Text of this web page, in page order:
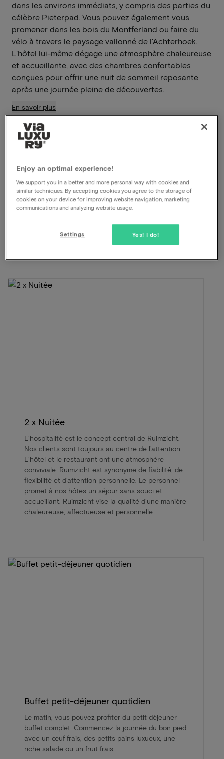
dans les environs immédiats, y compris des parties du
célèbre Pieterpad. Vous pouvez également vous
promener dans les bois du Montferland ou faire du
vélo à travers le paysage vallonné de l'Achterhoek.
L'hôtel lui-même dégage une atmosphère chaleureuse
et accueillante, avec des chambres confortables
conçues pour offrir une nuit de sommeil reposante
après une journée pleine de découvertes.
En savoir plus
Petit déjeuner inclus
Départ tardif
Kilderseweg 19 Zeddam Voir sur la carte
ViaLuxury et l'hôtel ont soigneusement mis au point
2 x Nuitée
L'hospitalité est le concept central de Ruimzicht.
Nos clients sont toujours au centre de l'attention.
L'hôtel et le restaurant ont une atmosphère
conviviale. Ruimzicht est synonyme de fiabilité, de
flexibilité et d'attention personnelle. Le personnel
promet à nos hôtes un séjour sans souci et
accueillant. Ruimzicht vise la qualité d'une manière
chaleureuse, affectueuse et personnelle.
Buffet petit-déjeuner quotidien
Le matin, vous pouvez profiter du petit déjeuner
buffet complet. Commencez la journée du bon pied
avec un œuf frais, des petits pains luxueux, une
riche salade ou un fruit frais.
Enjoy an optimal experience!
We support you in a better and more personal way with cookies and
similar techniques. By accepting cookies you agree to the storage of
cookies on your device for improving website navigation, marketing
communications and analyzing website usage.
Yes! I do!
Settings